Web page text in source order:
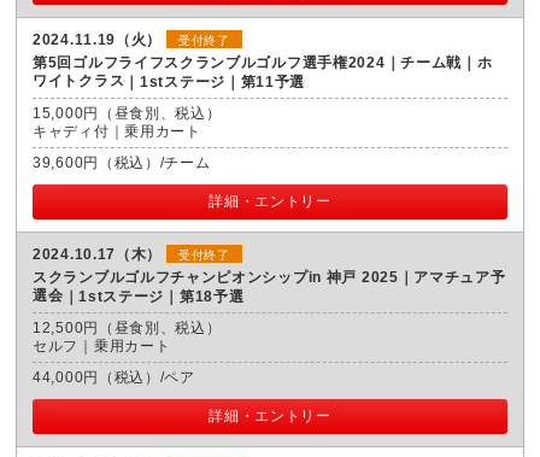
2024.11.19（火） 受付終了
第5回ゴルフライフスクランブルゴルフ選手権2024｜チーム戦｜ホ
ワイトクラス
1stステージ｜第11予選
15,000円（昼食別、税込）
キャディ付｜乗用カート
39,600円（税込）/チーム
詳細・エントリー
2024.10.17（木） 受付終了
スクランブルゴルフチャンピオンシップin 神戸 2025｜アマチュア予
選会
1stステージ｜第18予選
12,500円（昼食別、税込）
セルフ｜乗用カート
44,000円（税込）/ペア
詳細・エントリー